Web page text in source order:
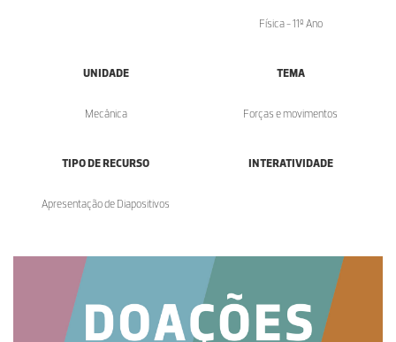
Física - 11º Ano
UNIDADE
Mecânica
TEMA
Forças e movimentos
TIPO DE RECURSO
Apresentação de Diapositivos
INTERATIVIDADE